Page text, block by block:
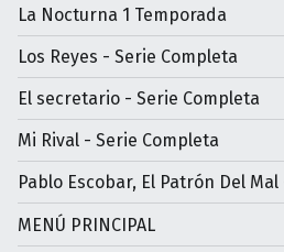
La Nocturna 1 Temporada
Los Reyes - Serie Completa
El secretario - Serie Completa
Mi Rival - Serie Completa
Pablo Escobar, El Patrón Del
MENÚ PRINCIPAL